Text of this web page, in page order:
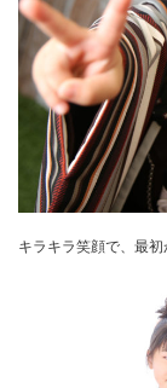
キラキラ笑顔で、最